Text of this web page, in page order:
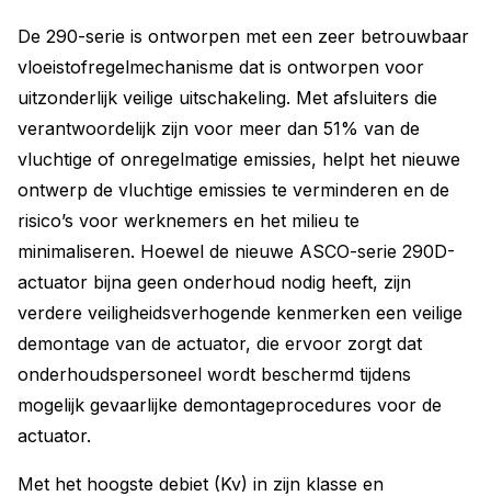
De 290-serie is ontworpen met een zeer betrouwbaar
vloeistofregelmechanisme dat is ontworpen voor
uitzonderlijk veilige uitschakeling. Met afsluiters die
verantwoordelijk zijn voor meer dan 51% van de
vluchtige of onregelmatige emissies, helpt het nieuwe
ontwerp de vluchtige emissies te verminderen en de
risico’s voor werknemers en het milieu te
minimaliseren. Hoewel de nieuwe ASCO-serie 290D-
actuator bijna geen onderhoud nodig heeft, zijn
verdere veiligheidsverhogende kenmerken een veilige
demontage van de actuator, die ervoor zorgt dat
onderhoudspersoneel wordt beschermd tijdens
mogelijk gevaarlijke demontageprocedures voor de
actuator.
Met het hoogste debiet (Kv) in zijn klasse en